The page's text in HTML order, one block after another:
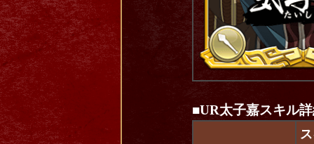
■UR太子嘉スキル